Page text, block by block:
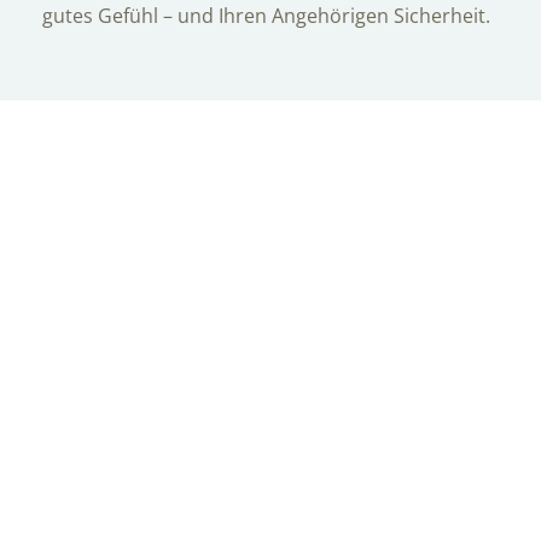
gutes Gefühl – und Ihren Angehörigen Sicherheit.